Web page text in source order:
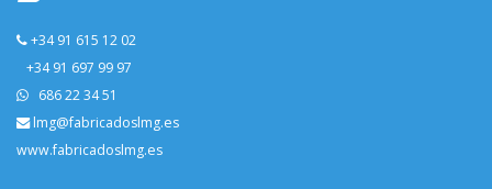
+34 91 615 12 02
+34 91 697 99 97
686 22 34 51
lmg@fabricadoslmg.es
www.fabricadoslmg.es